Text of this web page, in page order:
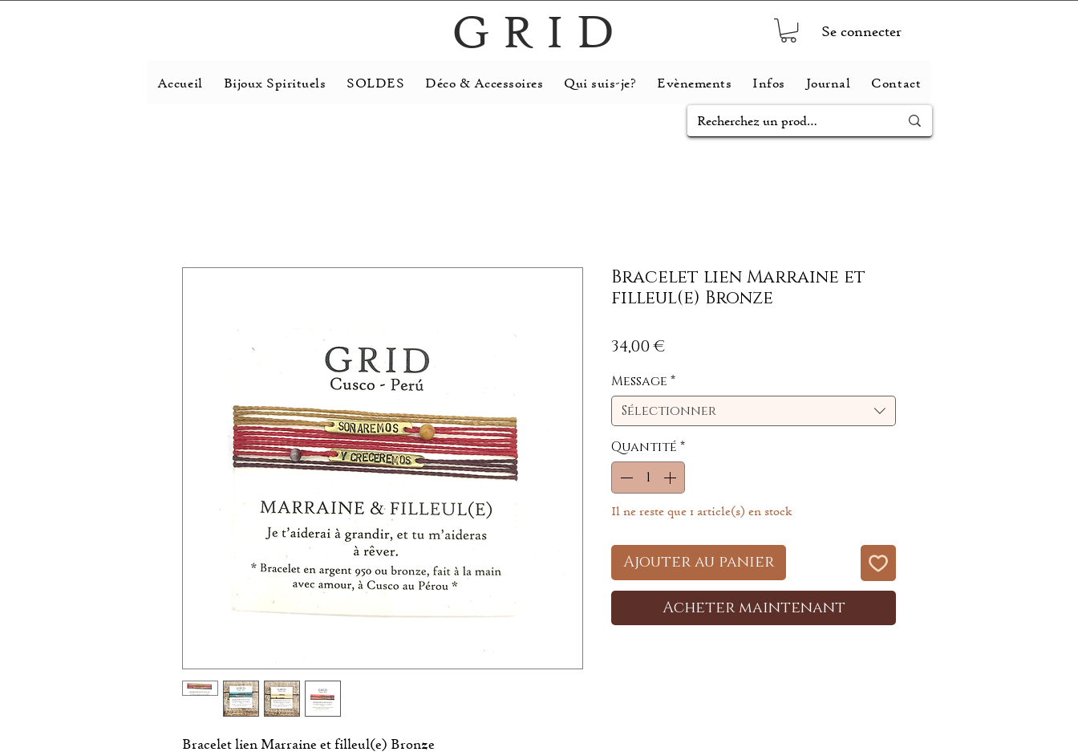
GRID Se connecter
Accueil Bijoux Spirituels SOLDES Déco & Accessoires Qui suis-je? Evènements Infos Journal Contact
Bracelet lien Marraine et filleul(e) Bronze
Bracelet lien Marraine et
filleul(e) Bronze
34,00 €Prix
Message *
Sélectionner
Quantité *
Il ne reste que 1 article(s) en stock
Ajouter au panier
Acheter maintenant